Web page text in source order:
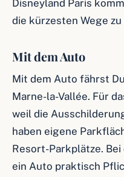
Disneyland Paris
die kürzesten Wege
Mit dem Auto
Mit dem Auto fährst
Marne-la-Vallée. Für
weil die
haben eigene
Resort-Parkplätze.
ein Auto praktisch